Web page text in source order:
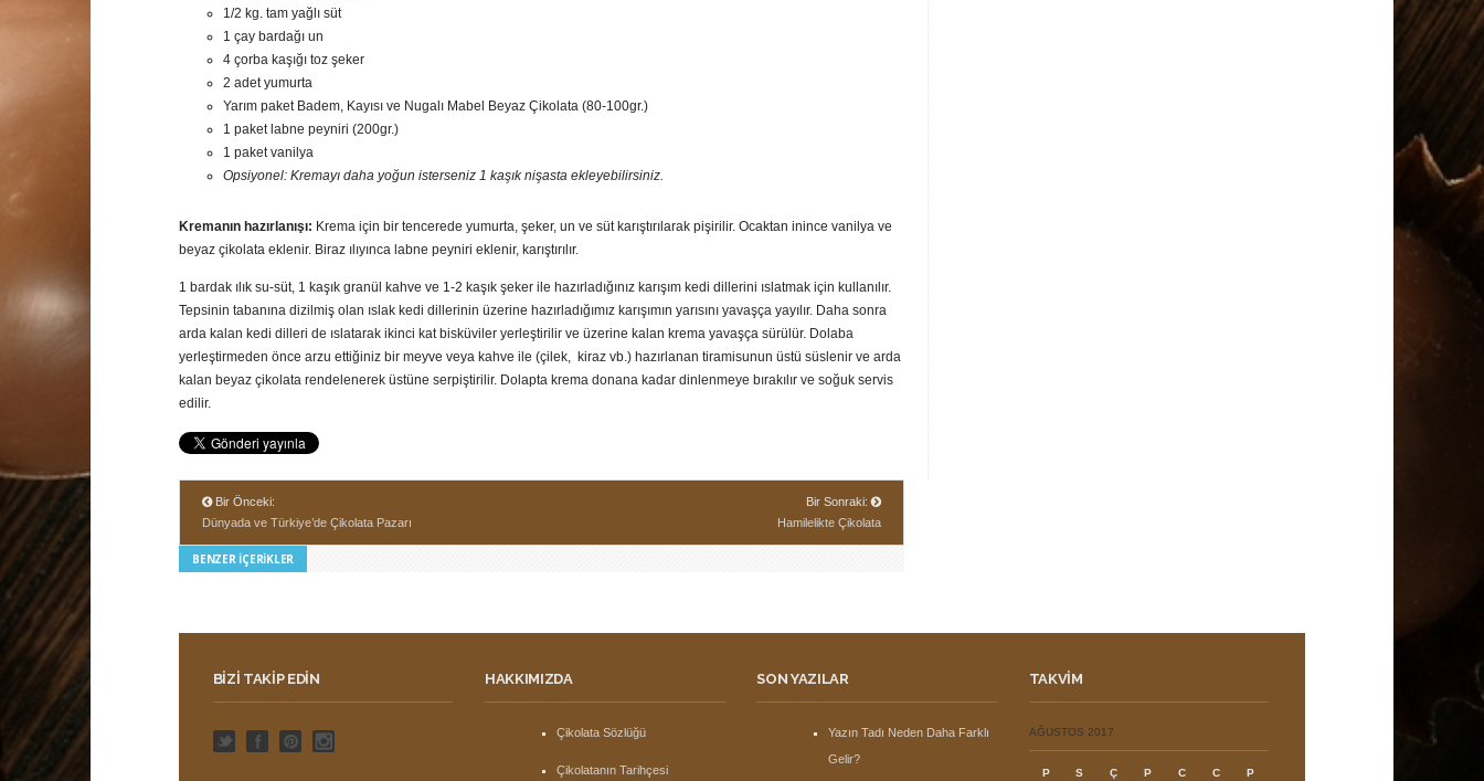
1/2 kg. tam yağlı süt
1 çay bardağı un
4 çorba kaşığı toz şeker
2 adet yumurta
Yarım paket Badem, Kayısı ve Nugalı Mabel Beyaz Çikolata (80-100gr.)
1 paket labne peyniri (200gr.)
1 paket vanilya
Opsiyonel: Kremayı daha yoğun isterseniz 1 kaşık nişasta ekleyebilirsiniz.
Kremanın hazırlanışı: Krema için bir tencerede yumurta, şeker, un ve süt karıştırılarak pişirilir. Ocaktan inince vanilya ve
beyaz çikolata eklenir. Biraz ılıyınca labne peyniri eklenir, karıştırılır.
1 bardak ılık su-süt, 1 kaşık granül kahve ve 1-2 kaşık şeker ile hazırladığınız karışım kedi dillerini ıslatmak için kullanılır.
Tepsinin tabanına dizilmiş olan ıslak kedi dillerinin üzerine hazırladığımız karışımın yarısını yavaşça yayılır. Daha sonra
arda kalan kedi dilleri de ıslatarak ikinci kat bisküviler yerleştirilir ve üzerine kalan krema yavaşça sürülür. Dolaba
yerleştirmeden önce arzu ettiğiniz bir meyve veya kahve ile (çilek, kiraz vb.) hazırlanan tiramisunun üstü süslenir ve arda
kalan beyaz çikolata rendelenerek üstüne serpiştirilir. Dolapta krema donana kadar dinlenmeye bırakılır ve soğuk servis
edilir.
Bir Önceki:
Dünyada ve Türkiye’de Çikolata Pazarı
Bir Sonraki:
Hamilelikte Çikolata
BENZER İÇERIKLER
BIZI TAKIP EDIN HAKKIMIZDA
Çikolata Sözlüğü
Çikolatanın Tarihçesi
SON YAZILAR
Yazın Tadı Neden Daha Farklı
Gelir?
TAKVIM
AĞUSTOS 2017
P S Ç P C C P